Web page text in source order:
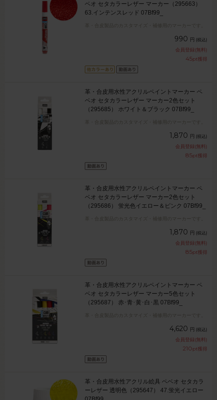
ベオ セタカラーレザー マーカー（295663）
63.インテンスレッド 07Bf99_
革・合皮製品のカスタマイズ・補修用のマーカーです。
990 円 (税込)
会員登録(無料)
45pt獲得
革・合皮用水性アクリルペイントマーカー ペ
ベオ セタカラーレザー マーカー2色セット
（295685） ホワイト＆ブラック 07Bf99_
革・合皮製品のカスタマイズ・補修用のマーカーです。
1,870 円 (税込)
会員登録(無料)
85pt獲得
革・合皮用水性アクリルペイントマーカー ペ
ベオ セタカラーレザー マーカー2色セット
（295686） 蛍光色イエロー＆ピンク 07Bf99_
革・合皮製品のカスタマイズ・補修用のマーカーです。
1,870 円 (税込)
会員登録(無料)
85pt獲得
革・合皮用水性アクリルペイントマーカー ペ
ベオ セタカラーレザー マーカー5色セット
（295687） 赤･青･黄･白･黒 07Bf99_
革・合皮製品のカスタマイズ・補修用のマーカーです。
4,620 円 (税込)
会員登録(無料)
210pt獲得
革・合皮用水性アクリル絵具 ペベオ セタカラ
ーレザー 透明色（295647） 47.蛍光イエロー